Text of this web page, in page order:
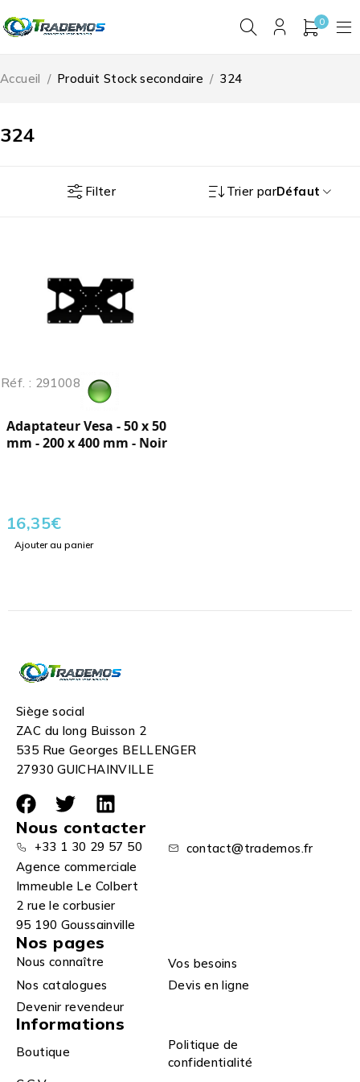
0
324
Accueil / Produit Stock secondaire / 324
Filter Trier parDéfaut
Réf. : 291008
Adaptateur Vesa - 50 x 50
mm - 200 x 400 mm - Noir
16,35€
Ajouter au panier
Siège social
ZAC du long Buisson 2
535 Rue Georges BELLENGER
27930 GUICHAINVILLE
Nous contacter
+33 1 30 29 57 50
contact@trademos.fr
Agence commerciale
Immeuble Le Colbert
2 rue le corbusier
95 190 Goussainville
Nos pages
Nous connaître
Vos besoins
Nos catalogues
Devis en ligne
Devenir revendeur
Informations
Boutique
Politique de
confidentialité